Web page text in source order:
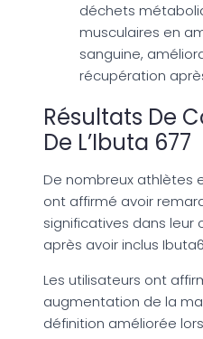
déchets
musculaires en
sanguine,
récupération
Résultats De
De L’Ibuta 677
De nombreux athlètes
ont affirmé avoir
significatives dans leur
après avoir inclus
Les utilisateurs ont
augmentation de la
définition améliorée